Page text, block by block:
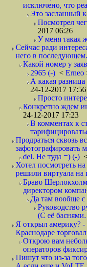
исключено, что
Это засланный
Посмотрел
2017 06:26
У меня такая
Сейчас ради
него в
Какой номер у
2965 (-) < Erneo
А какая
24-12-2017 17:56
Просто
Конкретно ждем
24-12-2017 17:23
В комментах к
Продраться сквозь
зафотографировать
del. Не туда =) (-)
Хотел посмотреть
решили виртуала на
Браво
директором
Да там вообще с
Руководство
(С её
Я открыл америку? -
Краснодаре
Открою вам
операторов
Пишут что из-за